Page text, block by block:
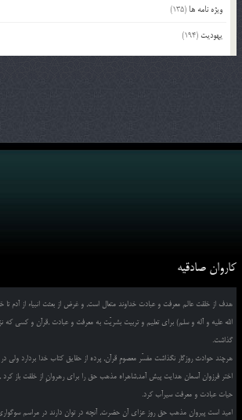
ویژه نامه ها (135)
یهودیت (194)
کاروان صادقیه
هدف از خلقت عالم معرفت و عبادت خداوند متعال است, و غرض از بعثت انبیاء از آدم
الله علیه و آله و سلم) برای تعلیم و تربیت بشریّت به معرفت و عبادت ,قرآن و کسی که
گذاشت.
هرچند حوادث روزگار نگذاشت مفسّر معصومِ قرآن, پرده از حقایق کتاب خدا بردارد
اختر فرزوان آسمان هدایت پیش آمد,شاهراه مذهب حق را برای رهروانِ از خلقت باز
حیات عبادت و معرفت سیرآب کرد.
امید است پیروان مذهب حق روز عزای آن حضرت, آنچه در توان دارند در مراسم